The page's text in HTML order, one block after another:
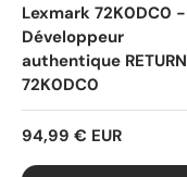
Lexmark 72K0DC0 -
Développeur
authentique RETURN
72K0DC0
94,99 € EUR